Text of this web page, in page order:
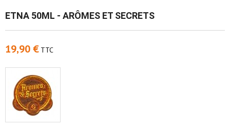
ETNA 50ML - ARÔMES ET SECRETS
19,90 € TTC